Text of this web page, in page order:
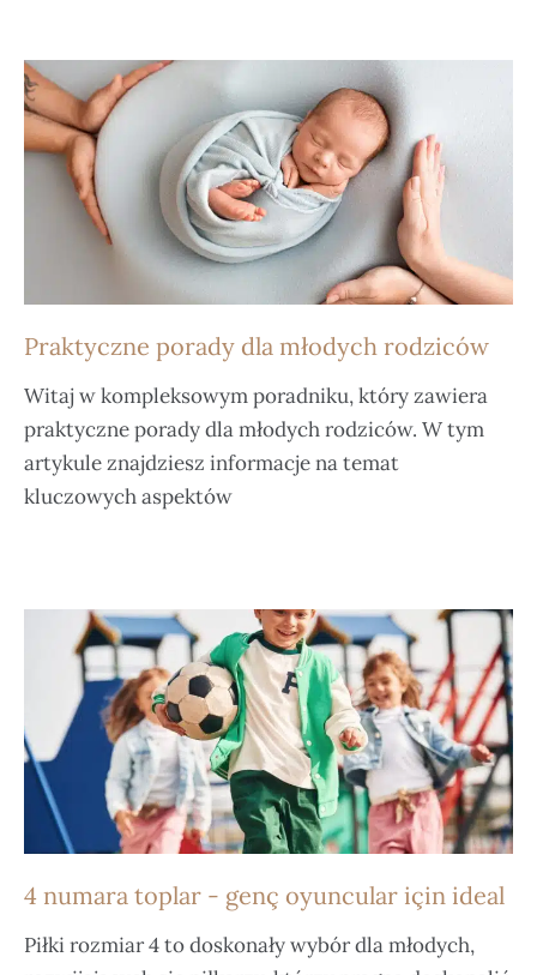
Praktyczne porady dla młodych rodziców
Witaj w kompleksowym poradniku, który zawiera
praktyczne porady dla młodych rodziców. W tym
artykule znajdziesz informacje na temat
kluczowych aspektów
4 numara toplar - genç oyuncular için ideal
Piłki rozmiar 4 to doskonały wybór dla młodych,